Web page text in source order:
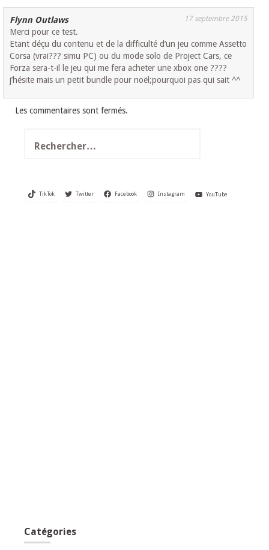
Flynn Outlaws 17 septembre 2015
Merci pour ce test.
Etant déçu du contenu et de la difficulté d’un jeu comme Assetto
Corsa (vrai??? simu PC) ou du mode solo de Project Cars, ce
Forza sera-t-il le jeu qui me fera acheter une xbox one ????
j’hésite mais un petit bundle pour noël;pourquoi pas qui sait ^^
Les commentaires sont fermés.
TikTok Twitter Facebook Instagram YouTube
Catégories